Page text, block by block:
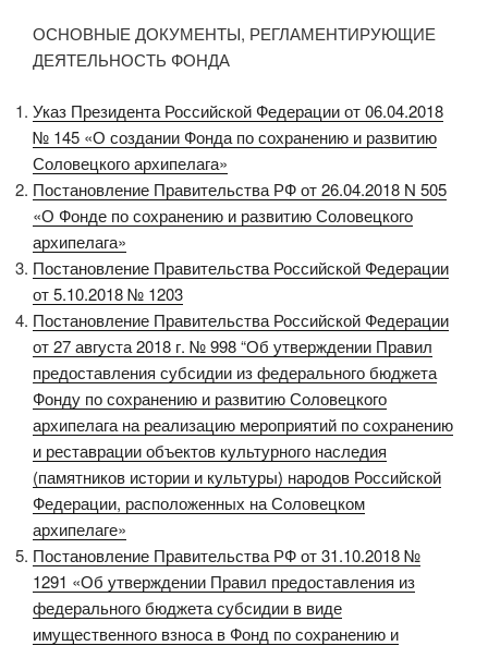
ОСНОВНЫЕ ДОКУМЕНТЫ, РЕГЛАМЕНТИРУЮЩИЕ
ДЕЯТЕЛЬНОСТЬ ФОНДА
Указ Президента Российской Федерации от 06.04.2018
№ 145 «О создании Фонда по сохранению и развитию
Соловецкого архипелага»
Постановление Правительства РФ от 26.04.2018 N 505
«О Фонде по сохранению и развитию Соловецкого
архипелага»
Постановление Правительства Российской Федерации
от 5.10.2018 № 1203
Постановление Правительства Российской Федерации
от 27 августа 2018 г. № 998 “Об утверждении Правил
предоставления субсидии из федерального бюджета
Фонду по сохранению и развитию Соловецкого
архипелага на реализацию мероприятий по сохранению
и реставрации объектов культурного наследия
(памятников истории и культуры) народов Российской
Федерации, расположенных на Соловецком
архипелаге»
Постановление Правительства РФ от 31.10.2018 №
1291 «Об утверждении Правил предоставления из
федерального бюджета субсидии в виде
имущественного взноса в Фонд по сохранению и